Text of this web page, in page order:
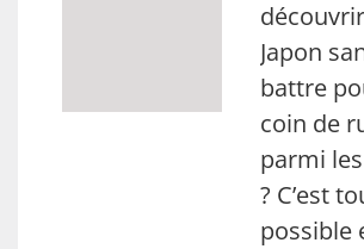
Japon
battre
coin de
parmi
? C’est
possible